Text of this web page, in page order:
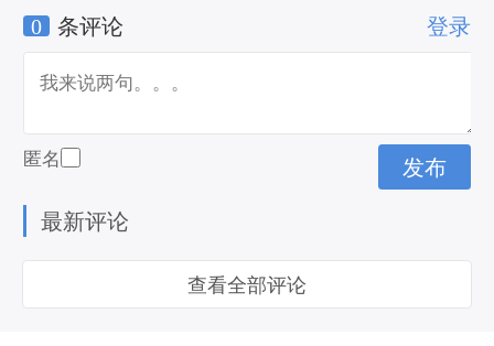
福耀玻璃股东
0 条评论 登录
匿名
最新评论
查看全部评论